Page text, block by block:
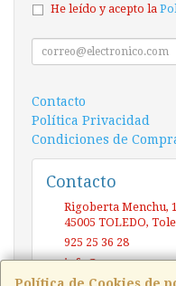
He leído y acepto la
Contacto
Política Privacidad
Condiciones de
Contacto
Rigoberta Menchu,
45005 TOLEDO,
925 25 36 28
info@pcexxpress.es